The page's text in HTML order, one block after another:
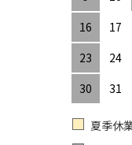
16
17
23
24
30
31
夏季休